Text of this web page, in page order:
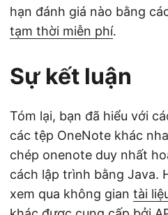
hạn đánh giá nào bằng
tạm thời miễn phí.
Sự kết luận
Tóm lại, bạn đã hiểu với
các tệp OneNote khác
chép onenote duy nhất
cách lập trình bằng Java.
xem qua không gian tài